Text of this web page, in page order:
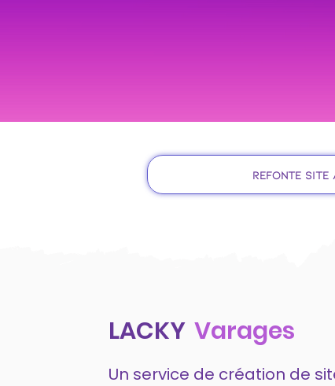
Refonte site
LACKY Varages
Un service de création de